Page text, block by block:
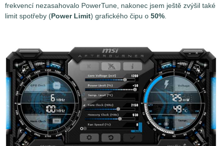
frekvencí nezasahovalo PowerTune, nakonec jsem ještě zvýšil také
limit spotřeby (Power Limit) grafického čipu o 50%.